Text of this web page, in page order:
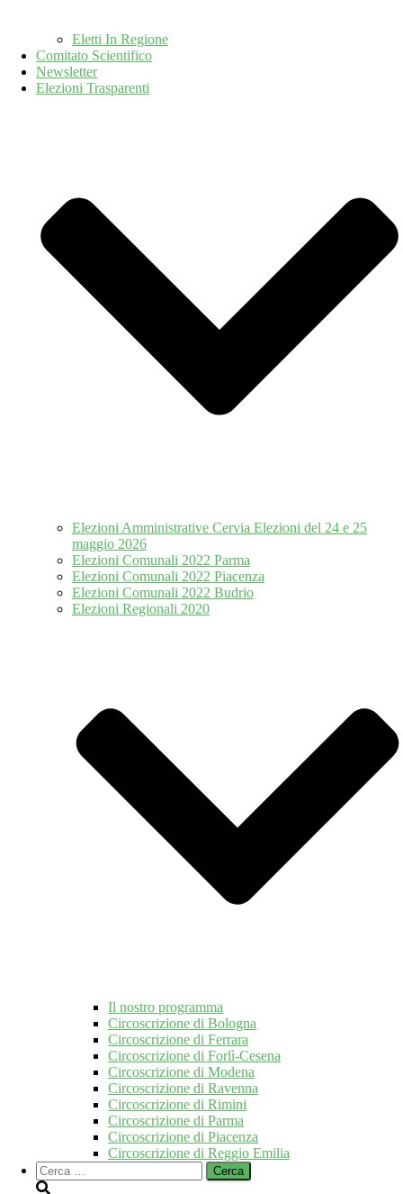
Eletti In Regione
Comitato Scientifico
Newsletter
Elezioni Trasparenti
Elezioni Amministrative Cervia Elezioni del 24 e 25
maggio 2026
Elezioni Comunali 2022 Parma
Elezioni Comunali 2022 Piacenza
Elezioni Comunali 2022 Budrio
Elezioni Regionali 2020
Il nostro programma
Circoscrizione di Bologna
Circoscrizione di Ferrara
Circoscrizione di Forlì-Cesena
Circoscrizione di Modena
Circoscrizione di Ravenna
Circoscrizione di Rimini
Circoscrizione di Parma
Circoscrizione di Piacenza
Circoscrizione di Reggio Emilia
Ricerca
per: